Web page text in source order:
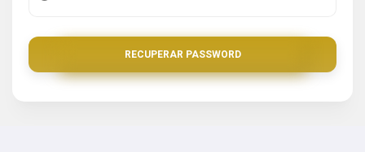
RECUPERAR PASSWORD